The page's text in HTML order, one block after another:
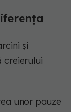
și
creierului
unor pauze